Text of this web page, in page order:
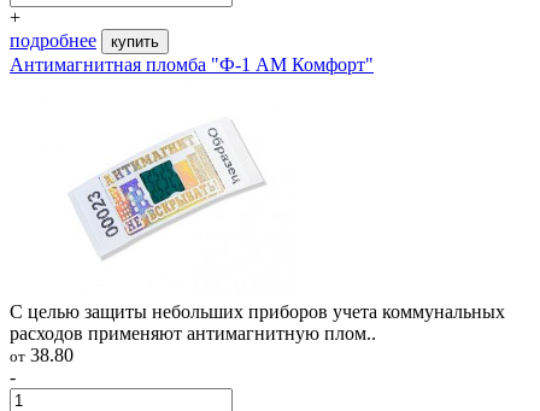
+
подробнее
купить
Антимагнитная пломба "Ф-1 АМ Комфорт"
С целью защиты небольших приборов учета коммунальных
расходов применяют антимагнитную плом..
от 38.80
-